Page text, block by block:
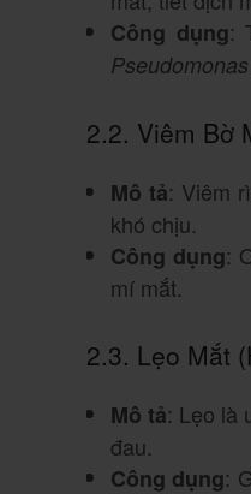
Công dụng:
2.2. Viêm Bờ
Mô tả: Viêm
khó chịu.
Công dụng:
mí mắt.
2.3. Lẹo Mắt
Mô tả: Lẹo là
đau.
Công dụng: